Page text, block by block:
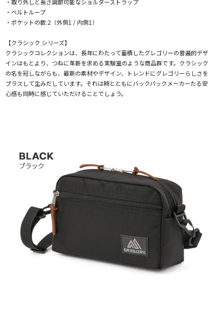
・取り外しと長さ調節可能なショルダーストラップ
・ベルトループ
・ポケットの数:2（外側1 / 内側1）
【クラシック シリーズ】
クラシックコレクションは、長年にわたって蓄積したグレゴリーの普遍的デザ
インはもとより、つねに革新を求める実験室のような商品群です。クラシック
の名を冠しながらも、最新の素材やデザイン、トレンドにグレゴリーらしさを
プラスして生みだしています。それは時とともにバックパックメーカーたる安
心感も同時に感じていただけることでしょう。